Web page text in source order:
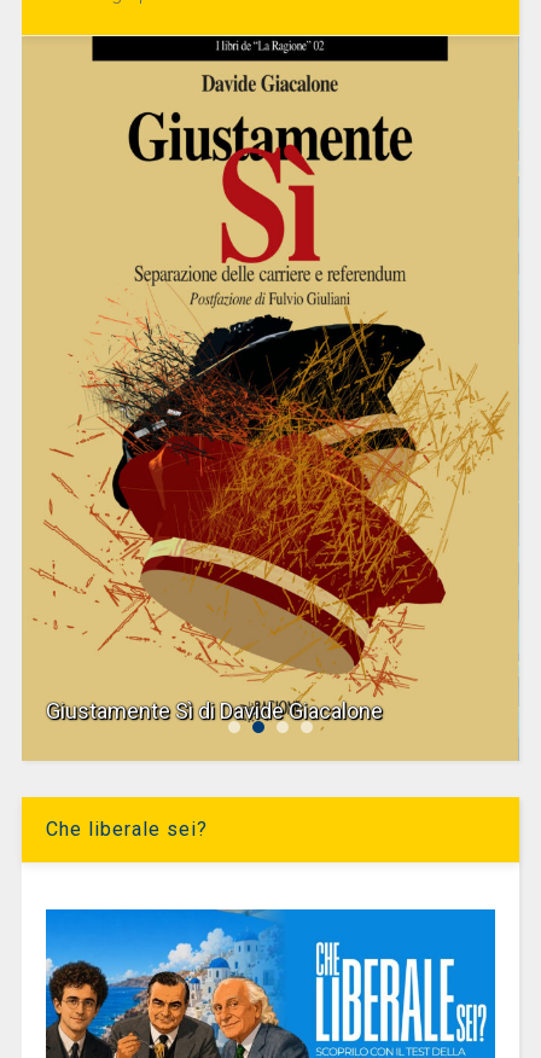
Giustamente Sì di Davide Giacalone
Che liberale sei?